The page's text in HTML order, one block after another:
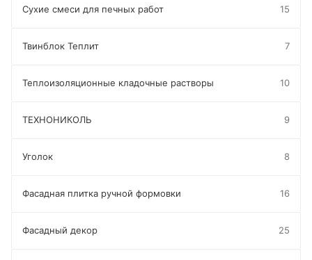
Сухие смеси для печных работ 15
Твинблок Теплит 7
Теплоизоляционные кладочные растворы 10
ТЕХНОНИКОЛЬ 9
Уголок 8
Фасадная плитка ручной формовки 16
Фасадный декор 25